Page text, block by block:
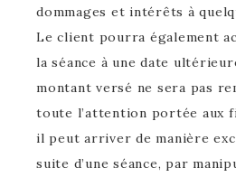
dommages et intérêts à
Le client pourra également
la séance à une date
montant versé ne sera pas
toute l’attention portée aux
il peut arriver de manière
suite d’une séance, par